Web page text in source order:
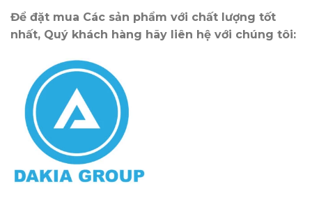
Để đặt mua Các sản phẩm với chất lượng tốt
nhất, Quý khách hàng hãy liên hệ với chúng tôi: